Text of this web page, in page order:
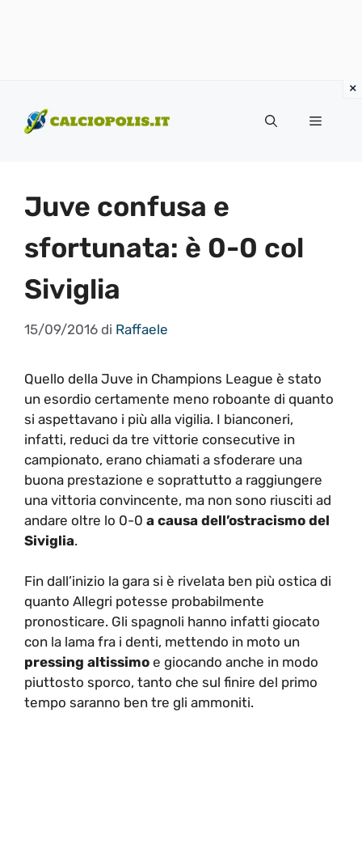
contenuto
Menu
Juve confusa e
sfortunata: è 0-0 col
Siviglia
15/09/2016 di Raffaele
Quello della Juve in Champions League è stato
un esordio certamente meno roboante di quanto
si aspettavano i più alla vigilia. I bianconeri,
infatti, reduci da tre vittorie consecutive in
campionato, erano chiamati a sfoderare una
buona prestazione e soprattutto a raggiungere
una vittoria convincente, ma non sono riusciti ad
andare oltre lo 0-0 a causa dell’ostracismo del
Siviglia.
Fin dall’inizio la gara si è rivelata ben più ostica di
quanto Allegri potesse probabilmente
pronosticare. Gli spagnoli hanno infatti giocato
con la lama fra i denti, mettendo in moto un
pressing altissimo e giocando anche in modo
piuttosto sporco, tanto che sul finire del primo
tempo saranno ben tre gli ammoniti.